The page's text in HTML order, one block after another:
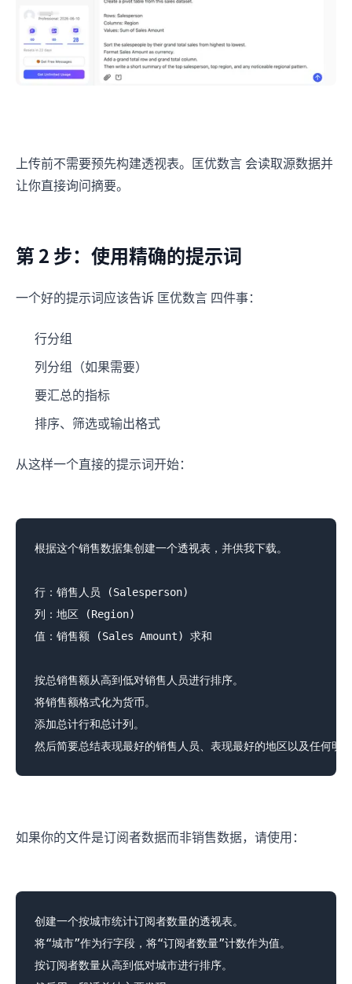
上传前不需要预先构建透视表。匡优数言 会读取源数据并
让你直接询问摘要。
第 2 步：使用精确的提示词
一个好的提示词应该告诉 匡优数言 四件事：
行分组
列分组（如果需要）
要汇总的指标
排序、筛选或输出格式
从这样一个直接的提示词开始：
根据这个销售数据集创建一个透视表，并供我下载。
行：销售人员 (Salesperson)
列：地区 (Region)
值：销售额 (Sales Amount) 求和
按总销售额从高到低对销售人员进行排序。
将销售额格式化为货币。
添加总计行和总计列。
如果你的文件是订阅者数据而非销售数据，请使用：
创建一个按城市统计订阅者数量的透视表。
将“城市”作为行字段，将“订阅者数量”计数作为值。
按订阅者数量从高到低对城市进行排序。